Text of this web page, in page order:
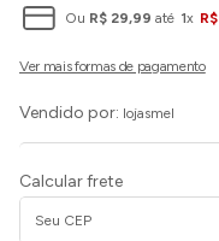
Ou R$ 29,99 até 1x R$
Vendido por: lojasmel
Calcular frete